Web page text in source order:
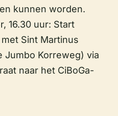
kunnen worden.
16.30 uur: Start
Sint Martinus
Jumbo Korreweg) via
naar het CiBoGa-